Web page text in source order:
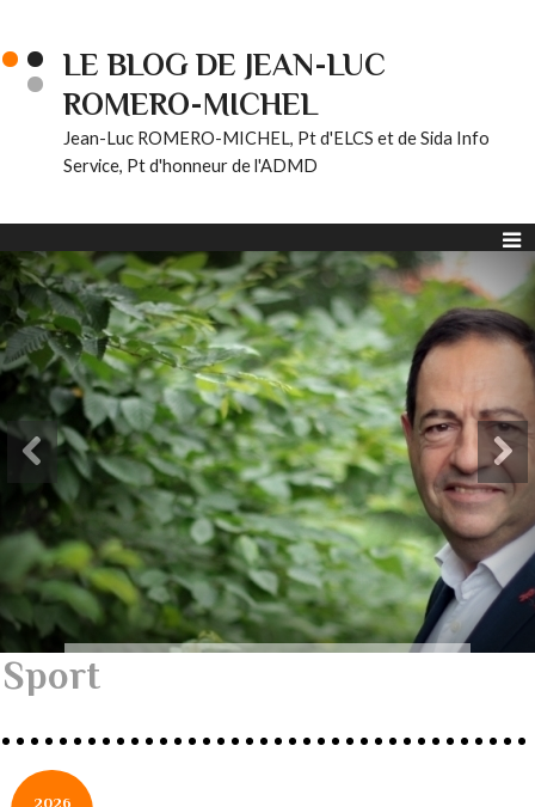
LE BLOG DE JEAN-LUC
ROMERO-MICHEL
Jean-Luc ROMERO-MICHEL, Pt d'ELCS et de Sida Info
Service, Pt d'honneur de l'ADMD
Sport
2026